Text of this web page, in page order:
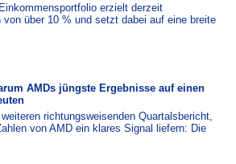
erzielt derzeit
über 10 % und setzt dabei auf eine breite
AMDs jüngste Ergebnisse auf einen
richtungsweisenden Quartalsbericht,
von AMD ein klares Signal liefern: Die